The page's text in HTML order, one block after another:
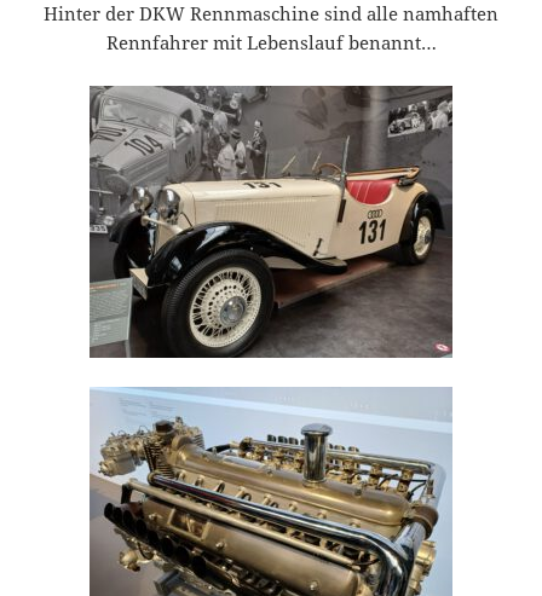
Hinter der DKW Rennmaschine sind alle namhaften
Rennfahrer mit Lebenslauf benannt…